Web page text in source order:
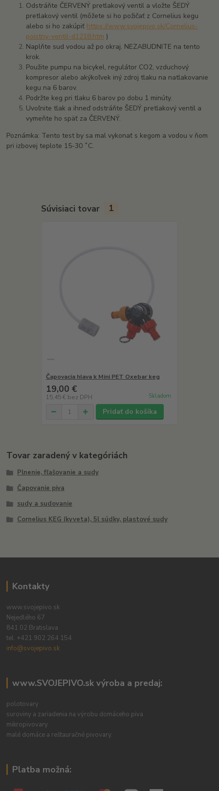
Odstráňte ČERVENÝ pretlakový ventil a vložte ŠEDÝ
pretlakový ventil (môžete si ho požičať z Cornelius kegu
alebo si ho zakúpiť https://www.svojepivo.sk/Cornelius-
poistny-ventil-d1218.htm )
Naplňte sud vodou až po okraj. NEZABUDNITE na tento
krok.
Použite pumpu na bicykel, regulátor CO2, vzduchový
kompresor alebo akýkoľvek iný zdroj tlaku na natlakovanie
kegu na 6 barov.
Podržte keg pri tlaku 6 barov po dobu 1 minúty.
Uvoľnite tlak a ihneď odstráňte ŠEDÝ pretlakový ventil a
vymeňte ho späť za ČERVENÝ.
Poznámka: Tento test by sa mal vykonať s kegom a vodou v ňom
pri izbovej teplote 15-30 ˚C.
Súvisiaci tovar 1
Čapovacia hlava k Mini PET Oxebar keg
19,00 €
15,45 € bez DPH Skladom
Pridať do košíka
Tovar zaradený v kategóriách
Plnenie, fľašovanie a sudy
Čapovanie piva
sudy a sudovanie
Cornelius KEG (kyveta), 5l súdky, plastové sudy
Kontakty
www.svojepivo.sk
Nejedlého 67
841 02 Bratislava
tel: +421 902 264 154
info@svojepivo.sk
www.SVOJEPIVO.sk výroba a predaj:
polotovary
suroviny a zariadenia na výrobu domáceho piva
mikropivovary
malé domáce a reštauračné pivovary.
Platba možná: